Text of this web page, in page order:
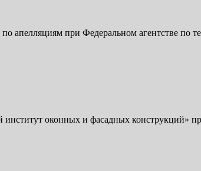
по апелляциям при Федеральном агентстве
оконных и фасадных конструкций»